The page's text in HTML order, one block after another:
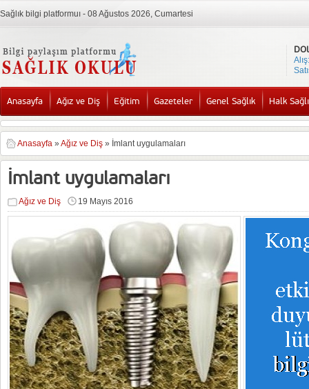
Sağlık bilgi platformuı - 08 Ağustos 2026, Cumartesi
Alış:
Anasayfa Ağız ve Diş Eğitim Gazeteler Genel Sağlık Halk
Anasayfa » Ağız ve Diş » İmlant uygulamaları
İmlant uygulamaları
Ağız ve Diş 19 Mayıs 2016